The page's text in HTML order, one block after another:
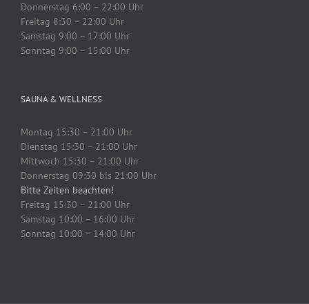
Donnerstag 6:00 – 22:00 Uhr
Freitag 8:30 – 22:00 Uhr
Samstag 9:00 – 17:00 Uhr
Sonntag 9:00 – 15:00 Uhr
SAUNA & WELLNESS
Montag 15:30 – 21:00 Uhr
Dienstag 15:30 – 21:00 Uhr
Mittwoch 15:30 – 21:00 Uhr
Donnerstag 09:30 bis 21:00 Uhr
Bitte Zeiten beachten!
Freitag 15:30 – 21:00 Uhr
Samstag 10:00 – 16:00 Uhr
Sonntag 10:00 – 14:00 Uhr